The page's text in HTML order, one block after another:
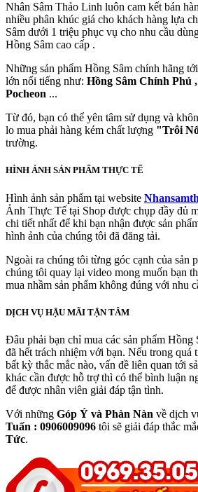
Nhân Sâm Thảo Linh luôn cam kết bán
nhiều phân khúc giá cho khách hàng lựa
Sâm dưới 1 triệu phục vụ cho nhu cầu
Hồng Sâm cao cấp .
Những sản phẩm Hồng Sâm chính hãng
lớn nổi tiếng như: Hồng Sâm Chính Phủ
Pocheon ...
Từ đó, bạn có thể yên tâm sử dụng và
lo mua phải hàng kém chất lượng "Trôi
trường.
HÌNH ẢNH SẢN PHẨM THỰC TẾ
Hình ảnh sản phẩm tại website
Ảnh Thực Tế tại Shop được chụp đầy đủ
chi tiết nhất để khi bạn nhận được sản
hình ảnh của chúng tôi đã đăng tải.
Ngoài ra chúng tôi từng góc cạnh của sản
chúng tôi quay lại video mong muốn bạn
mua nhầm sản phẩm không đúng với nhu
DỊCH VỤ HẬU MÃI TẬN TÂM
Đâu phải bạn chỉ mua các sản phẩm Hồng
đã hết trách nhiệm với bạn. Nếu trong quá
bất kỳ thắc mắc nào, vấn đề liên quan tới
khác cần được hỗ trợ thì có thể bình luận
để được nhân viên giải đáp tận tình.
Với những Góp Ý và Phàn Nàn về dịch
Tuấn : 0906009096 tôi sẽ giải đáp thắc
Tức.